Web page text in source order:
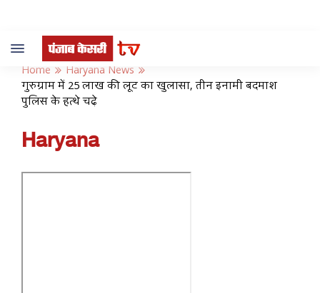
Toggle
navigation
Home
Haryana News
गुरुग्राम में 25 लाख की लूट का खुलासा, तीन इनामी बदमाश
पुलिस के हत्थे चढ़े
Haryana